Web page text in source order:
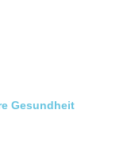
Gesundheit